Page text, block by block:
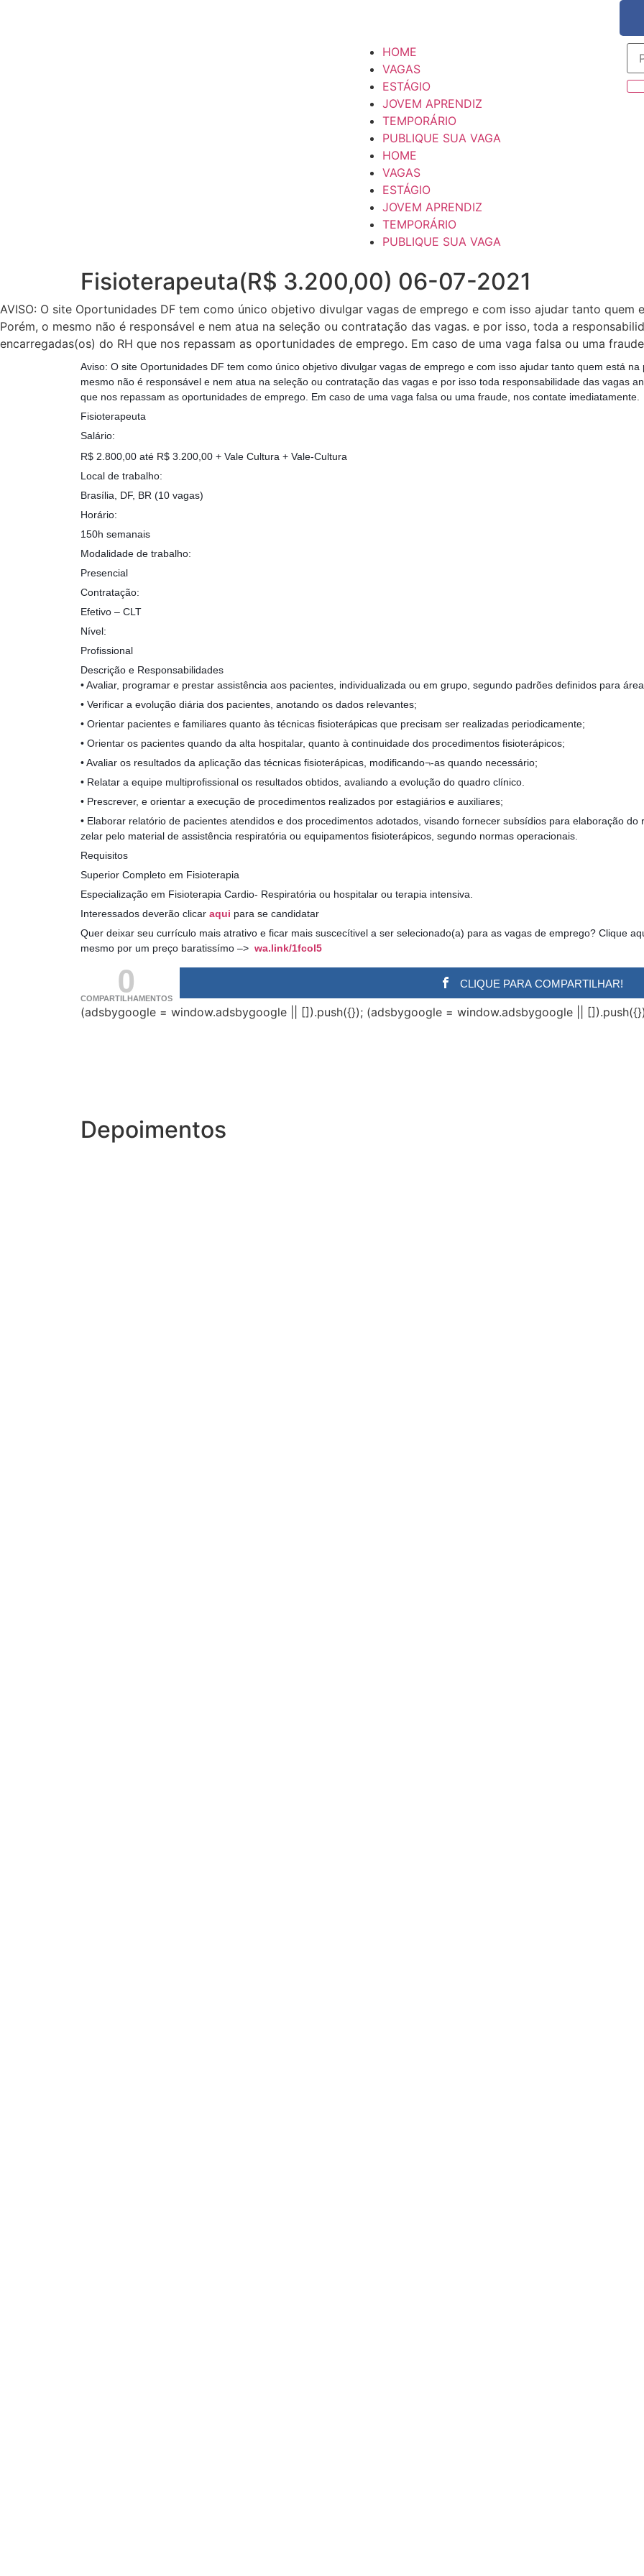
HOME
VAGAS
ESTÁGIO
JOVEM APRENDIZ
TEMPORÁRIO
PUBLIQUE SUA VAGA
HOME
VAGAS
ESTÁGIO
JOVEM APRENDIZ
TEMPORÁRIO
PUBLIQUE SUA VAGA
Fisioterapeuta(R$ 3.200,00) 06-07-2021
AVISO: O site Oportunidades DF tem como único objetivo divulgar vagas de emprego e com isso ajudar tanto
Porém, o mesmo não é responsável e nem atua na seleção ou contratação das vagas. e por isso, toda a
encarregadas(os) do RH que nos repassam as oportunidades de emprego. Em caso de uma vaga falsa ou uma
Aviso: O site Oportunidades DF tem como único objetivo divulgar vagas de emprego e com isso ajudar tanto quem está
mesmo não é responsável e nem atua na seleção ou contratação das vagas e por isso toda responsabilidade das vagas
que nos repassam as oportunidades de emprego. Em caso de uma vaga falsa ou uma fraude, nos contate imediatamente.
Fisioterapeuta
Salário:
R$ 2.800,00 até R$ 3.200,00 + Vale Cultura + Vale-Cultura
Local de trabalho:
Brasília, DF, BR (10 vagas)
Horário:
150h semanais
Modalidade de trabalho:
Presencial
Contratação:
Efetivo – CLT
Nível:
Profissional
Descrição e Responsabilidades
• Avaliar, programar e prestar assistência aos pacientes, individualizada ou em grupo, segundo padrões definidos para
• Verificar a evolução diária dos pacientes, anotando os dados relevantes;
• Orientar pacientes e familiares quanto às técnicas fisioterápicas que precisam ser realizadas periodicamente;
• Orientar os pacientes quando da alta hospitalar, quanto à continuidade dos procedimentos fisioterápicos;
• Avaliar os resultados da aplicação das técnicas fisioterápicas, modificando¬-as quando necessário;
• Relatar a equipe multiprofissional os resultados obtidos, avaliando a evolução do quadro clínico.
• Prescrever, e orientar a execução de procedimentos realizados por estagiários e auxiliares;
• Elaborar relatório de pacientes atendidos e dos procedimentos adotados, visando fornecer subsídios para elaboração
zelar pelo material de assistência respiratória ou equipamentos fisioterápicos, segundo normas operacionais.
Requisitos
Superior Completo em Fisioterapia
Especialização em Fisioterapia Cardio- Respiratória ou hospitalar ou terapia intensiva.
Interessados deverão clicar aqui para se candidatar
Quer deixar seu currículo mais atrativo e ficar mais suscecítivel a ser selecionado(a) para as vagas de emprego? Clique
mesmo por um preço baratissímo –> wa.link/1fcol5
0
COMPARTILHAMENTOS
CLIQUE PARA COMPARTILHAR!
(adsbygoogle = window.adsbygoogle || []).push({}); (adsbygoogle = window.adsbygoogle ||
Depoimentos